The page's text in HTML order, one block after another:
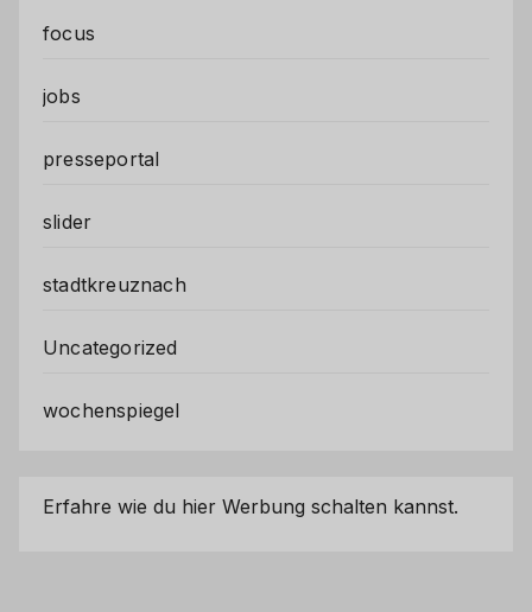
focus
jobs
presseportal
slider
stadtkreuznach
Uncategorized
wochenspiegel
Erfahre wie du hier Werbung schalten kannst.